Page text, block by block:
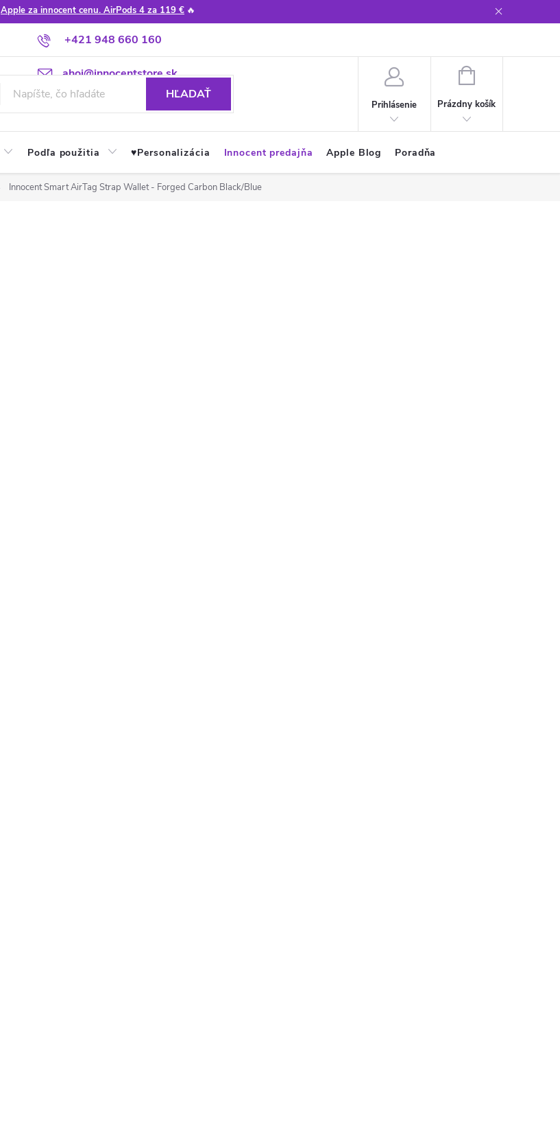
Apple za innocent cenu. AirPods 4 za 119 € 🔥
+421 948 660 160
ahoj@innocentstore.sk
Poradňa Apple návody a tipy
HĽADAŤ
Prihlásenie
NÁKUPNÝ
Prázdny košík
Podľa použitia ♥︎Personalizácia Innocent predajňa Apple Blog Poradňa
Innocent Smart AirTag Strap Wallet - Forged Carbon Black/Blue